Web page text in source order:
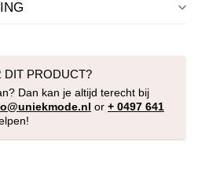
DIT PRODUCT?
Dan kan je altijd terecht bij
or + 0497 641